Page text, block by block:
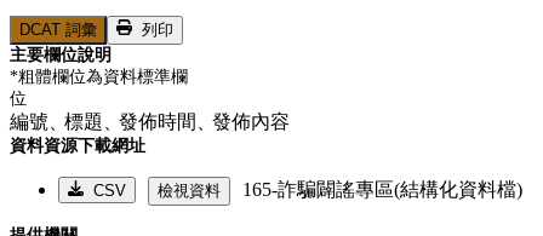
DCAT 詞彙
列印
主要欄位說明
*粗體欄位為資料標準欄
位
編號、標題、發佈時間、發佈內容
資料資源下載網址
CSV 檢視資料 165-詐騙闢謠專區(結構化資料檔)